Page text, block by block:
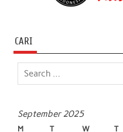
CARI
September 2025
M T W T